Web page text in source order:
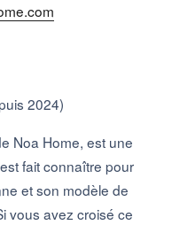
2024)
Noa Home, est une
fait connaître pour
et son modèle de
vous avez croisé ce